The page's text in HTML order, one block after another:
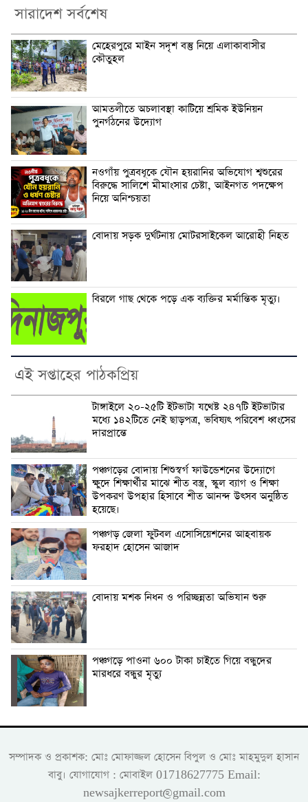
সারাদেশ সর্বশেষ
মেহেরপুরে মাইন সদৃশ বস্তু নিয়ে এলাকাবাসীর
কৌতুহল
আমতলীতে অচলাবস্থা কাটিয়ে শ্রমিক ইউনিয়ন
পুনর্গঠনের উদ্যোগ
নওগাঁয় পুত্রবধূকে যৌন হয়রানির অভিযোগ শ্বশুরের
বিরুদ্ধে সালিশে মীমাংসার চেষ্টা, আইনগত পদক্ষেপ
নিয়ে অনিশ্চয়তা
বোদায় সড়ক দুর্ঘটনায় মোটরসাইকেল আরোহী নিহত
বিরলে গাছ থেকে পড়ে এক ব্যক্তির মর্মান্তিক মৃত্যু।
এই সপ্তাহের পাঠকপ্রিয়
টাঙ্গাইলে ২০-২৫টি ইটভাটা যথেষ্ট ২৪৭টি ইটভাটার
মধ্যে ১৪২টিতে নেই ছাড়পত্র, ভবিষ্যৎ পরিবেশ ধ্বংসের
দারপ্রান্তে
পঞ্চগড়ের বোদায় শিশুস্বর্গ ফাউন্ডেশনের উদ্যোগে
ক্ষুদে শিক্ষার্থীর মাঝে শীত বস্ত্র, স্কুল ব্যাগ ও শিক্ষা
উপকরণ উপহার হিসাবে শীত আনন্দ উৎসব অনুষ্ঠিত
হয়েছে।
পঞ্চগড় জেলা ফুটবল এসোসিয়েশনের আহবায়ক
ফরহাদ হোসেন আজাদ
বোদায় মশক নিধন ও পরিচ্ছন্নতা অভিযান শুরু
পঞ্চগড়ে পাওনা ৬০০ টাকা চাইতে গিয়ে বন্ধুদের
মারধরে বন্ধুর মৃত্যু
সম্পাদক ও প্রকাশক: মোঃ মোফাজ্জল হোসেন বিপুল ও মোঃ মাহমুদুল হাসান
বাবু। যোগাযোগ : মোবাইল 01718627775 Email:
newsajkerreport@gmail.com